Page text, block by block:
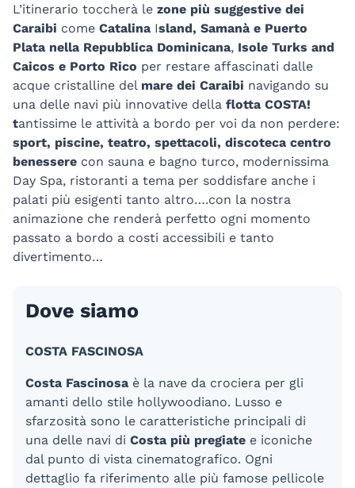
L’itinerario toccherà le zone più suggestive dei
Caraibi come Catalina Island, Samanà e Puerto
Plata nella Repubblica Dominicana, Isole Turks and
Caicos e Porto Rico per restare affascinati dalle
acque cristalline del mare dei Caraibi navigando su
una delle navi più innovative della flotta COSTA!
tantissime le attività a bordo per voi da non perdere:
sport, piscine, teatro, spettacoli, discoteca centro
benessere con sauna e bagno turco, modernissima
Day Spa, ristoranti a tema per soddisfare anche i
palati più esigenti tanto altro….con la nostra
animazione che renderà perfetto ogni momento
passato a bordo a costi accessibili e tanto
divertimento…
Dove siamo
COSTA FASCINOSA
Costa Fascinosa è la nave da crociera per gli
amanti dello stile hollywoodiano. Lusso e
sfarzosità sono le caratteristiche principali di
una delle navi di Costa più pregiate e iconiche
dal punto di vista cinematografico. Ogni
dettaglio fa riferimento alle più famose pellicole